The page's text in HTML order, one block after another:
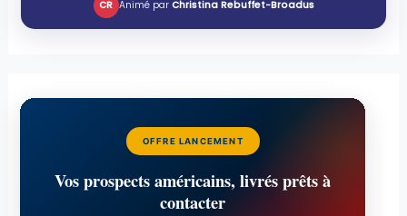
CR Animé par Christina Rebuffet-Broadus
OFFRE LANCEMENT
Vos prospects américains, livrés prêts à
contacter